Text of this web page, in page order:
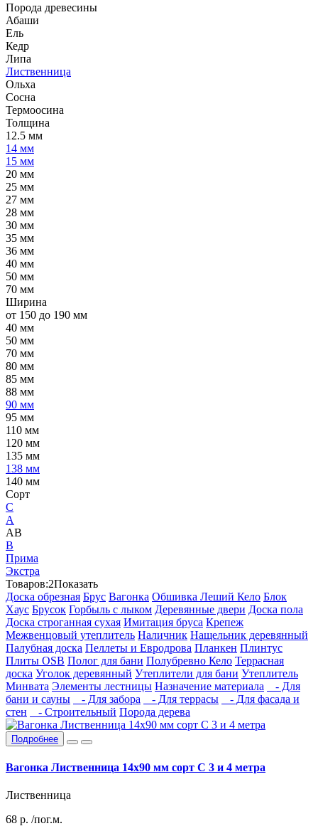
Порода древесины
Абаши
Ель
Кедр
Липа
Лиственница
Ольха
Сосна
Термоосина
Толщина
12.5 мм
14 мм
15 мм
20 мм
25 мм
27 мм
28 мм
30 мм
35 мм
36 мм
40 мм
50 мм
70 мм
Ширина
от 150 до 190 мм
40 мм
50 мм
70 мм
80 мм
85 мм
88 мм
90 мм
95 мм
110 мм
120 мм
135 мм
138 мм
140 мм
Сорт
C
А
АВ
В
Прима
Экстра
Товаров:2Показать
Доска обрезная Брус Вагонка Обшивка Леший Кело Блок
Хаус Брусок Горбыль с лыком Деревянные двери Доска пола
Доска строганная сухая Имитация бруса Крепеж
Межвенцовый утеплитель Наличник Нащельник деревянный
Палубная доска Пеллеты и Евродрова Планкен Плинтус
Плиты OSB Полог для бани Полубревно Кело Террасная
доска Уголок деревянный Утеплители для бани Утеплитель
Минвата Элементы лестницы Назначение материала
- Для
бани и сауны
- Для забора - Для террасы
- Для фасада и
стен
- Строительный Порода дерева
Подробнее
Вагонка Лиственница 14х90 мм сорт С 3 и 4 метра
Лиственница
68 р. /пог.м.